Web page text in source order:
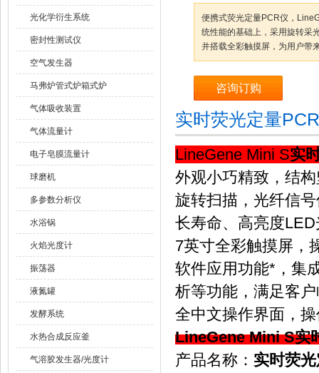
光化学衍生系统
密封性测试仪
空气发生器
马弗炉管式炉箱式炉
气体吸收装置
气体流量计
电子皂膜流量计
球磨机
多参数分析仪
水浴锅
火焰光度计
振荡器
液氮罐
发酵系统
水热合成反应釜
气溶胶发生器/光度计
便携式荧光定量PCR仪，
统性能的基础上，采用旋转采
并搭载全彩触摸屏，为用户带
咨询订购
实时荧光定量
LineGene Mini S实
外观小巧精致，结
旋转扫描，光纤信
长寿命、高亮度
7英寸全彩触摸屏，
软件应用功能*，集
析等功能，满足客
全中文操作界面，
LineGene Mini S实
产品名称： 实时荧